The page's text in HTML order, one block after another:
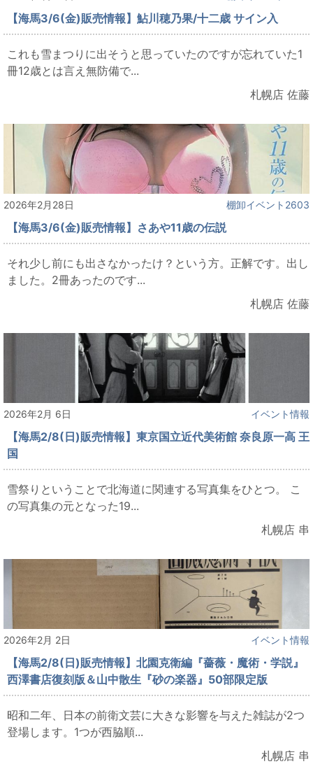
【海馬3/6(金)販売情報】鮎川穂乃果/十二歳 サイン入
これも雪まつりに出そうと思っていたのですが忘れていた1
冊12歳とは言え無防備で...
札幌店 佐藤
2026年2月28日 棚卸イベント2603
【海馬3/6(金)販売情報】さあや11歳の伝説
それ少し前にも出さなかったけ？という方。正解です。出し
ました。2冊あったのです...
札幌店 佐藤
2026年2月 6日 イベント情報
【海馬2/8(日)販売情報】東京国立近代美術館 奈良原一高 王
国
雪祭りということで北海道に関連する写真集をひとつ。 こ
の写真集の元となった19...
札幌店 串
2026年2月 2日 イベント情報
【海馬2/8(日)販売情報】北園克衛編『薔薇・魔術・学説』
西澤書店復刻版＆山中散生『砂の楽器』50部限定版
昭和二年、日本の前衛文芸に大きな影響を与えた雑誌が2つ
登場します。1つが西脇順...
札幌店 串